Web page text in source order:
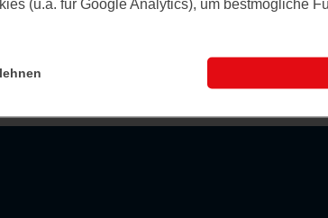
(u.a. für Google Analytics), um bestmögliche